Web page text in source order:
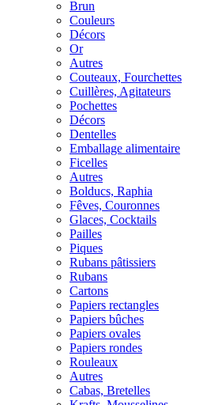
Brun
Couleurs
Décors
Or
Autres
Couteaux, Fourchettes
Cuillères, Agitateurs
Pochettes
Décors
Dentelles
Emballage alimentaire
Ficelles
Autres
Bolducs, Raphia
Fêves, Couronnes
Glaces, Cocktails
Pailles
Piques
Rubans pâtissiers
Rubans
Cartons
Papiers rectangles
Papiers bûches
Papiers ovales
Papiers rondes
Rouleaux
Autres
Cabas, Bretelles